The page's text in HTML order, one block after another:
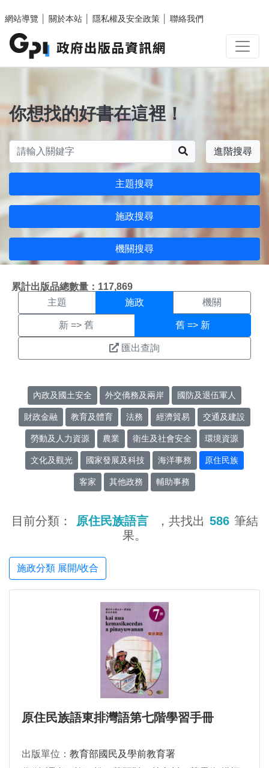
網站導覽
關於本站 隱私權及安全政策 聯絡我們
你想找的好書在這裡！
進階搜尋
主題搜尋
施政搜尋
機關搜尋
累計出版品總數量：117,869
施政搜尋結果頁面
主題 施政 機關
新 => 舊 舊 => 新
匯出查詢
內政及國土安全 外交僑務及兩岸 國防及退伍軍人
財政金融 教育及體育 法務 經濟貿易 交通及建設
勞動及人力資源 農業 衛生及社會安全 環境資源
文化及觀光 國家發展及科技 海洋事務 原住民族
客家 其他政務 輔助事務
目前分類： 原住民族語言 ，共找出 586 筆結
果。
施政分類 展開/收合
原住民族語東排灣語第七階學習手冊
出版單位： 教育部國民及學前教育署